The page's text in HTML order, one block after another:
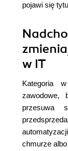
pojawi się
w IT
Kategoria
zawodowe,
przesuwa
chmurze